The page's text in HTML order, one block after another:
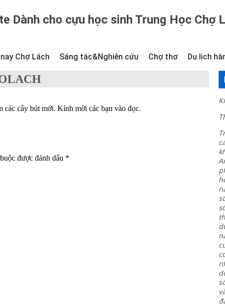
Dành cho cựu học sinh Trung Học Chợ
Chợ Lách Sáng tác&Nghiên cứu Chợ thơ Du lịch
các cây bút mới. Kính mời các bạn vào đọc.
được đánh dấu *